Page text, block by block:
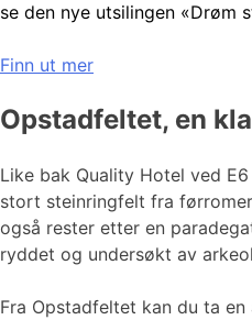
se den nye utsilingen «Drøm
Finn ut mer
Opstadfeltet, en
Like bak Quality Hotel ved
stort steinringfelt fra
også rester etter en
ryddet og undersøkt av
Fra Opstadfeltet kan du ta